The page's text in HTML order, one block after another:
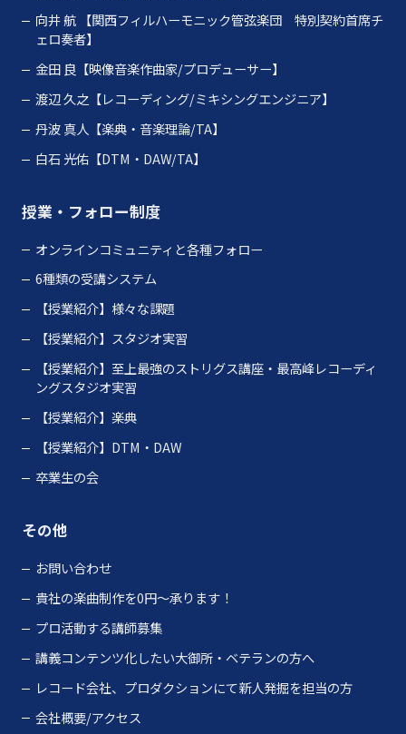
向井 航 【関西フィルハーモニック管弦楽団 特別契約首席チ
ェロ奏者】
金田 良【映像音楽作曲家/プロデューサー】
渡辺 久之【レコーディング/ミキシングエンジニア】
丹波 真人【楽典・音楽理論/TA】
白石 光佑【DTM・DAW/TA】
授業・フォロー制度
オンラインコミュニティと各種フォロー
6種類の受講システム
【授業紹介】様々な課題
【授業紹介】スタジオ実習
【授業紹介】至上最強のストリグス講座・最高峰レコーディ
ングスタジオ実習
【授業紹介】楽典
【授業紹介】DTM・DAW
卒業生の会
その他
お問い合わせ
貴社の楽曲制作を0円～承ります！
プロ活動する講師募集
講義コンテンツ化したい大御所・ベテランの方へ
レコード会社、プロダクションにて新人発掘を担当の方
会社概要/アクセス